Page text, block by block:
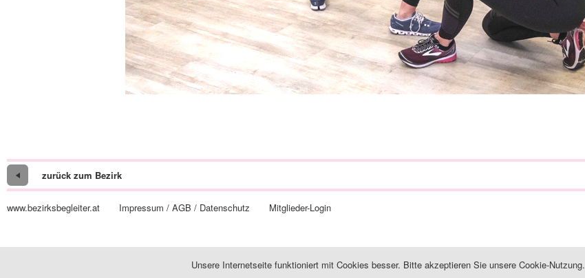
zurück zum Bezirk
www.bezirksbegleiter.at Impressum / AGB / Datenschutz Mitglieder-Login
Unsere Internetseite funktioniert mit Cookies besser. Bitte akzeptieren Sie unsere Cookie-Nutzung.